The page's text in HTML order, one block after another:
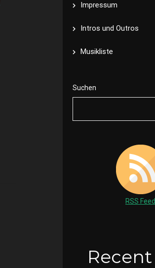
Impressum
Intros und Outros
Musikliste
Suchen
RSS Feed
Recent